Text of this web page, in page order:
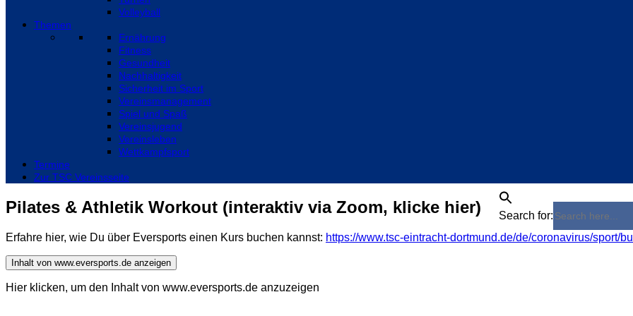
Volleyball
Themen
Ernährung
Fitness
Gesundheit
Nachhaltigkeit
Sicherheit im Sport
Vereinsmanagement
Spiel und Spaß
Vereinsjugend
Vereinsleben
Wettkampfsport
Termine
Zur TSC Vereinsseite
Search for:
Pilates & Athletik Workout (interaktiv via Zoom, klicke hier)
Erfahre hier, wie Du über Eversports einen Kurs buchen kannst: https://www.tsc-eintracht-dortmund.de/de/coronavirus/sport/
Inhalt von www.eversports.de anzeigen
Hier klicken, um den Inhalt von www.eversports.de anzuzeigen